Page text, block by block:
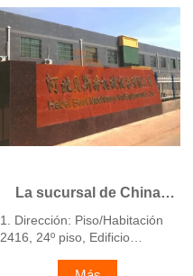
La sucursal de China
ofrece un plan de
negocio para granjas
equipos para granjas
1. Dirección: Piso/Habitación
2416, 24º piso, Edificio
Ciudad de Shijiazhuang,